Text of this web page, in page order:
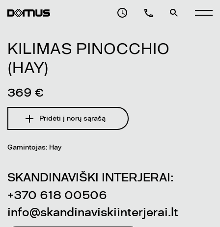
KILIMAS PINOCCHIO
(HAY)
369 €
Pridėti į norų sąrašą
Gamintojas: Hay
SKANDINAVIŠKI INTERJERAI:
+370 618 00506
info@skandinaviskiinterjerai.lt